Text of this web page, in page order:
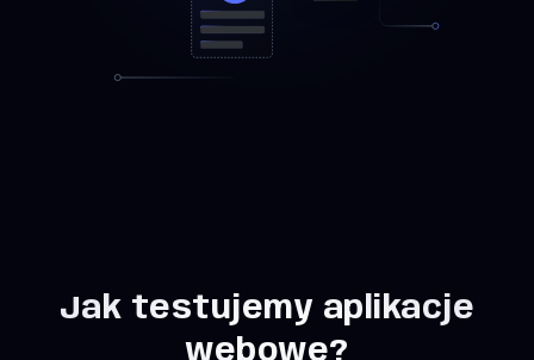
Jak testujemy aplikacje
webowe?